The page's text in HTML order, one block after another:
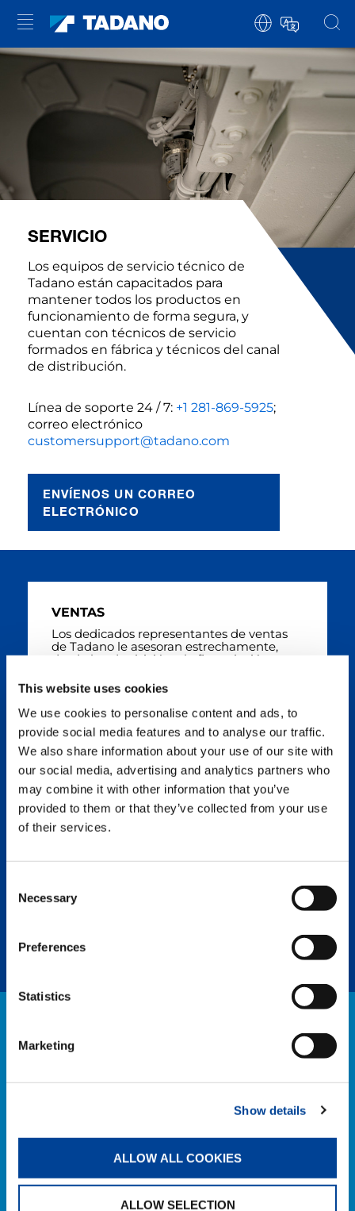
This website uses cookies
We use cookies to personalise content and ads, to
provide social media features and to analyse our traffic.
We also share information about your use of our site with
our social media, advertising and analytics partners who
may combine it with other information that you’ve
provided to them or that they’ve collected from your use
of their services.
Selection
Necessary
Preferences
Statistics
Marketing
Show details
ALLOW ALL COOKIES
ALLOW SELECTION
SERVICIO
Los equipos de servicio técnico de
Tadano están capacitados para
mantener todos los productos en
funcionamiento de forma segura, y
cuentan con técnicos de servicio
formados en fábrica y técnicos del canal
de distribución.
Línea de soporte 24 / 7: +1 281-869-5925;
correo electrónico
customersupport@tadano.com
ENVÍENOS UN CORREO
ELECTRÓNICO
VENTAS
Los dedicados representantes de ventas
de Tadano le asesoran estrechamente,
desde la adquisición y la financiación, para
rendimiento de sus grúas con un servicio
atento y completo tras la venta.
CONTÁCTENOS
Para nosotros en Tadano, la opinión de
Houston Service Department
Canadian Service Department
+1 (780) 986-2079
tac.canada@tadano.com